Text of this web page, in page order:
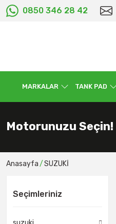
0850 346 28 42
MARKALAR TANK PAD
Motorunuzu Seçin!
Anasayfa SUZUKİ
Seçimleriniz